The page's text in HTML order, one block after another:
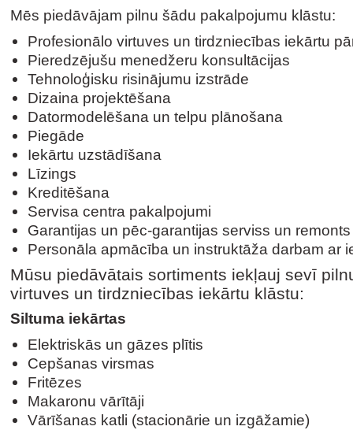
Mēs piedāvājam pilnu šādu pakalpojumu klāstu:
Profesionālo virtuves un tirdzniecības iekārtu
Pieredzējušu menedžeru konsultācijas
Tehnoloģisku risinājumu izstrāde
Dizaina projektēšana
Datormodelēšana un telpu plānošana
Piegāde
Iekārtu uzstādīšana
Līzings
Kreditēšana
Servisa centra pakalpojumi
Garantijas un pēc-garantijas serviss un remonts
Personāla apmācība un instruktāža darbam ar
Mūsu piedāvātais sortiments iekļauj sevī
virtuves un tirdzniecības iekārtu klāstu:
Siltuma iekārtas
Elektriskās un gāzes plītis
Cepšanas virsmas
Fritēzes
Makaronu vārītāji
Vārīšanas katli (stacionārie un izgāžamie)